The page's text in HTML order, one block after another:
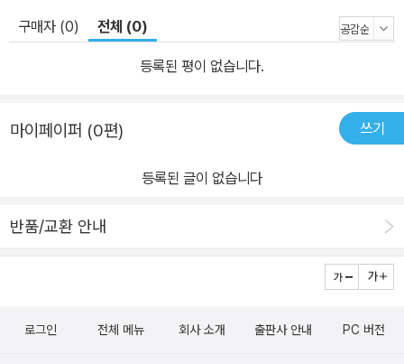
구매자 (0) 전체 (0)
등록된 평이 없습니다.
마이페이퍼 (0편) 쓰기
등록된 글이 없습니다
반품/교환 안내
로그인 전체 메뉴 회사 소개 출판사 안내 PC 버전